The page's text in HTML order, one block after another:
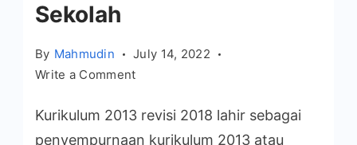
Sekolah
By Mahmudin
July 14, 2022
Write a Commenton
Kurikulum
2013
Kurikulum 2013 revisi 2018 lahir sebagai
penyempurnaan kurikulum 2013 atau